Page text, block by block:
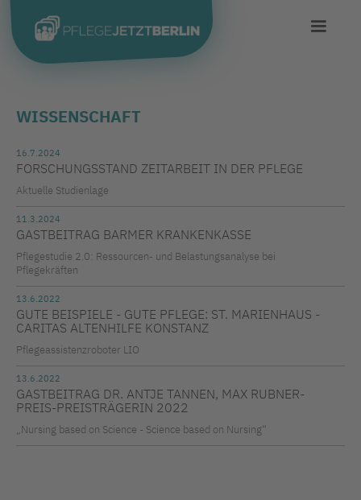
WISSENSCHAFT
16.7.2024
FORSCHUNGSSTAND ZEITARBEIT IN DER PFLEGE
Aktuelle Studienlage
11.3.2024
GASTBEITRAG BARMER KRANKENKASSE
Pflegestudie 2.0: Ressourcen- und Belastungsanalyse bei
Pflegekräften
13.6.2022
GUTE BEISPIELE - GUTE PFLEGE: ST. MARIENHAUS -
CARITAS ALTENHILFE KONSTANZ
Pflegeassistenzroboter LIO
13.6.2022
GASTBEITRAG DR. ANTJE TANNEN, MAX RUBNER-
PREIS-PREISTRÄGERIN 2022
„Nursing based on Science - Science based on Nursing“